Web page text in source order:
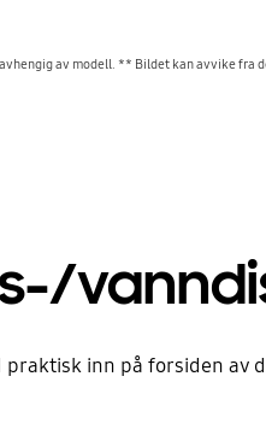
av modell. ** Bildet kan avvike fra
inn på forsiden